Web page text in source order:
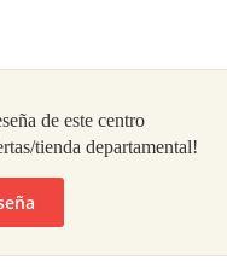
de este centro
tienda departamental!